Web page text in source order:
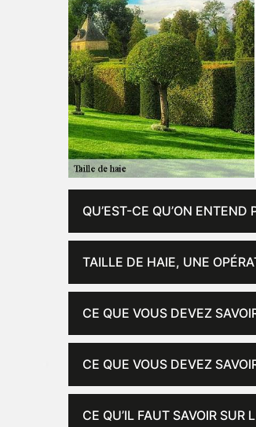
QU’EST-CE QU’ON ENTEND
TAILLE DE HAIE, UNE
CE QUE VOUS DEVEZ
CE QUE VOUS DEVEZ
CE QU’IL FAUT SAVOIR SUR